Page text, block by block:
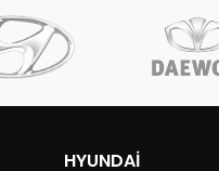
HYUNDAI